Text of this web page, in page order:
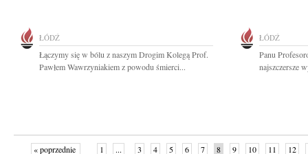
ŁÓDŹ
Łączymy się w bólu z naszym Drogim Kolegą Prof.
Pawłem Wawrzyniakiem z powodu śmierci...
ŁÓDŹ
Panu
najszczersze
« poprzednie 1 ... 3 4 5 6 7 8 9 10 11 12